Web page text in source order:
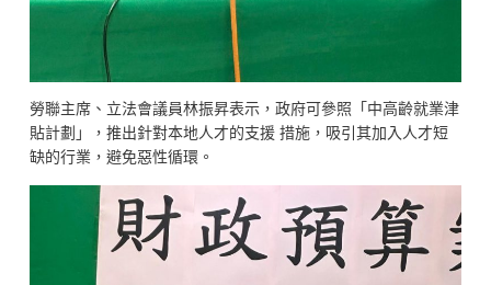
勞聯主席、立法會議員林振昇表示，政府可參照「中高齡就業津
貼計劃」，推出針對本地人才的支援 措施，吸引其加入人才短
缺的行業，避免惡性循環。